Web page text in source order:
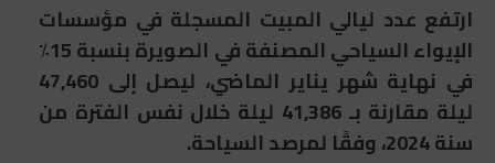
ارتفع عدد ليالي المبيت المسجلة في مؤسسات
الإيواء السياحي المصنفة في الصويرة بنسبة 15٪
في نهاية شهر يناير الماضي، ليصل إلى 47,460
ليلة مقارنة بـ 41,386 ليلة خلال نفس الفترة من
سنة 2024، وفقًا لمرصد السياحة.